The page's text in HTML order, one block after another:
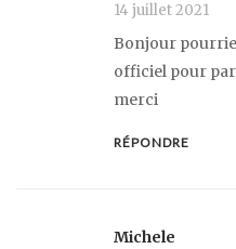
14 juillet 2021
Bonjour
officiel pour
merci
RÉPONDRE
Michele